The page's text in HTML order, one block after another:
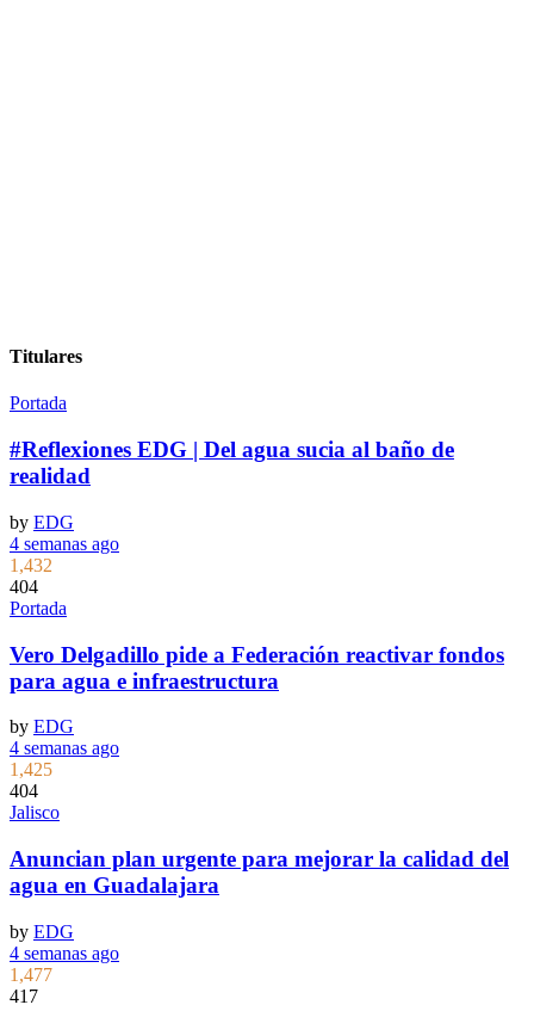
Titulares
Portada
#Reflexiones EDG | Del agua sucia al baño de
realidad
by EDG
4 semanas ago
1,432
404
Portada
Vero Delgadillo pide a Federación reactivar fondos
para agua e infraestructura
by EDG
4 semanas ago
1,425
404
Jalisco
Anuncian plan urgente para mejorar la calidad del
agua en Guadalajara
by EDG
4 semanas ago
1,477
417